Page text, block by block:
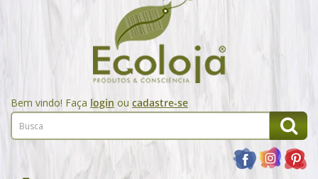
Bem vindo! Faça login ou cadastre-se